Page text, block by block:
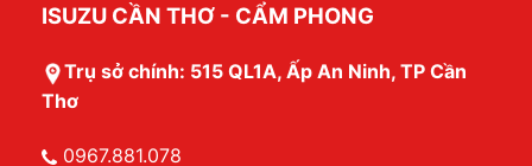
ISUZU CẦN THƠ - CẨM PHONG
Trụ sở chính: 515 QL1A, Ấp An Ninh, TP Cần
Thơ
0967.881.078